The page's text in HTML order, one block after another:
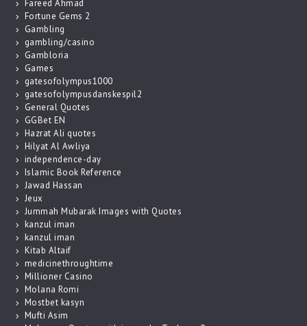
Fareed Ahmad
Fortune Gems 2
Gambling
gambling/casino
Gambloria
Games
gatesofolympus1000
gatesofolympusdanskespil2
General Quotes
GGBet EN
Hazrat Ali quotes
Hilyat Al Awliya
independence-day
Islamic Book Reference
Jawad Hassan
Jeux
Jummah Mubarak Images with Quotes
kanzul iman
kanzul iman
Kitab Altaif
medicinethroughtime
Millioner Casino
Molana Romi
Mostbet kasyn
Mufti Asim